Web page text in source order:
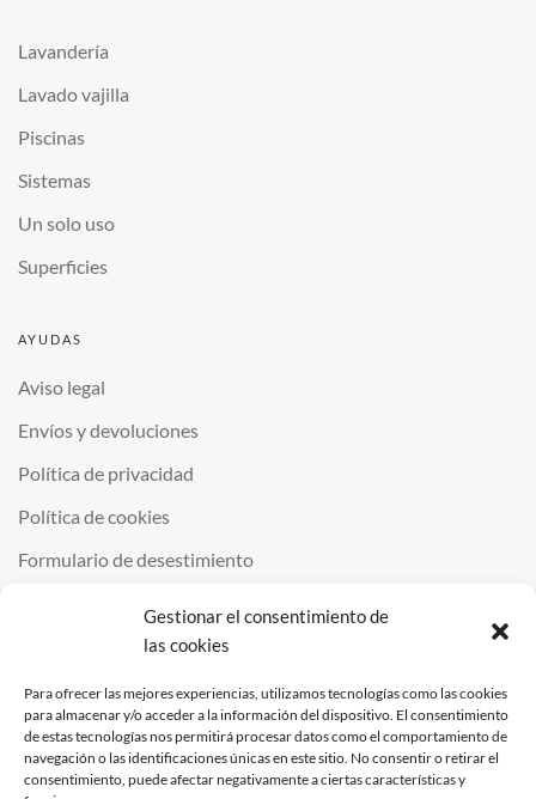
Gestionar el consentimiento de
las cookies
Para ofrecer las mejores experiencias, utilizamos tecnologías como las cookies
para almacenar y/o acceder a la información del dispositivo. El consentimiento
de estas tecnologías nos permitirá procesar datos como el comportamiento de
navegación o las identificaciones únicas en este sitio. No consentir o retirar el
consentimiento, puede afectar negativamente a ciertas características y
Lavandería
Lavado vajilla
Piscinas
Sistemas
Un solo uso
Superficies
AYUDAS
Aviso legal
Envíos y devoluciones
Política de privacidad
Política de cookies
Formulario de desestimiento
QUIMINOR SL. ALL RIGHTS RESERVED.